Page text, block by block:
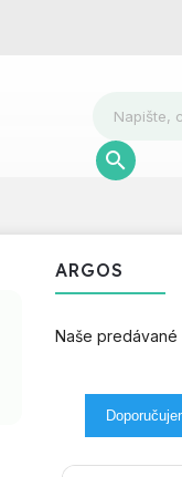
ARGOS
Naše